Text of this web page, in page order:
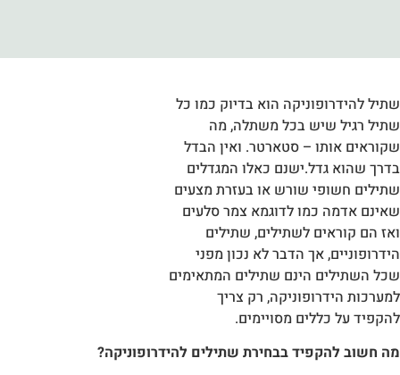
שתיל להידרופוניקה הוא בדיוק כמו כל
שתיל רגיל שיש בכל משתלה, מה
שקוראים אותו – סטארטר. ואין הבדל
בדרך שהוא גדל.ישנם כאלו המגדלים
שתילים חשופי שורש או בעזרת מצעים
שאינם אדמה כמו לדוגמא צמר סלעים
ואז הם קוראים לשתילים, שתילים
הידרופוניים, אך הדבר לא נכון מפני
שכל השתילים הינם שתילים המתאימים
למערכות הידרופוניקה, רק צריך
להקפיד על כללים מסויימים.
מה חשוב להקפיד בבחירת שתילים להידרופוניקה?